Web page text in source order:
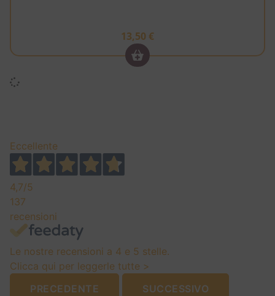
13,50 €
Eccellente
4,7/5
137
recensioni
Le nostre recensioni a 4 e 5 stelle.
Clicca qui per leggerle tutte >
PRECEDENTE
SUCCESSIVO